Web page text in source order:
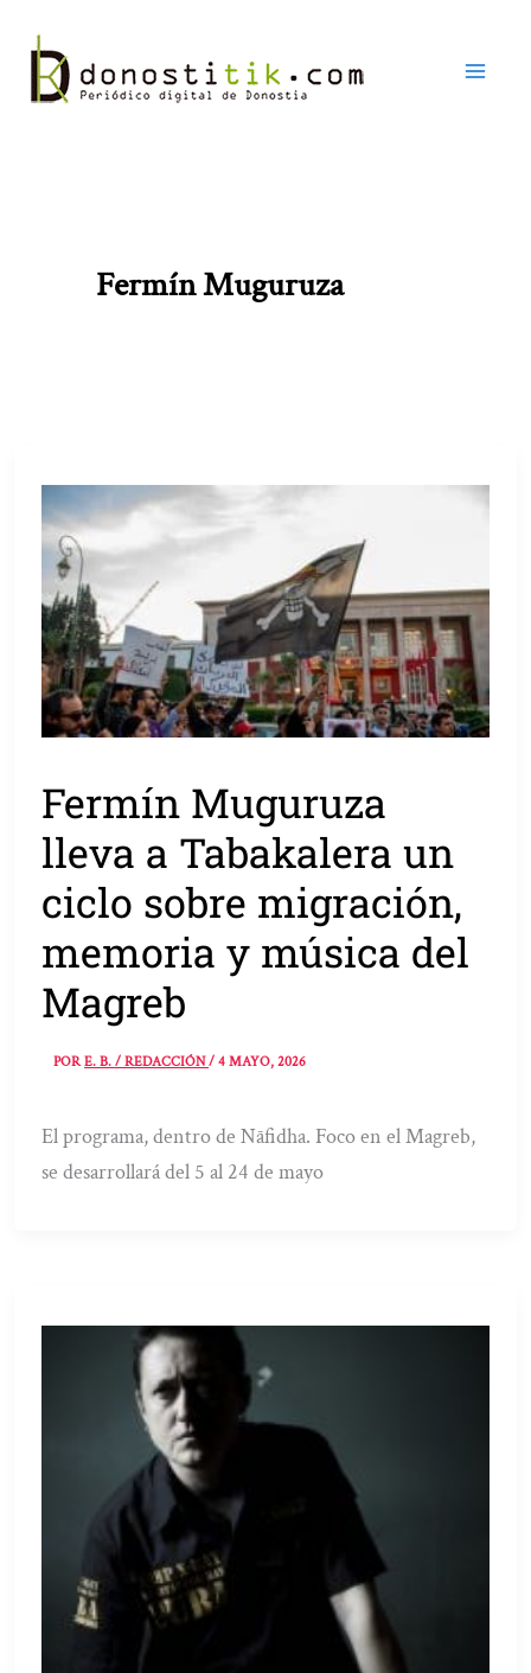
contenido
Fermín Muguruza
Fermín Muguruza
lleva a Tabakalera un
ciclo sobre migración,
memoria y música del
Magreb
PORE. B. / REDACCIÓN/4 MAYO, 2026
El programa, dentro de Nāfidha. Foco en el Magreb,
se desarrollará del 5 al 24 de mayo